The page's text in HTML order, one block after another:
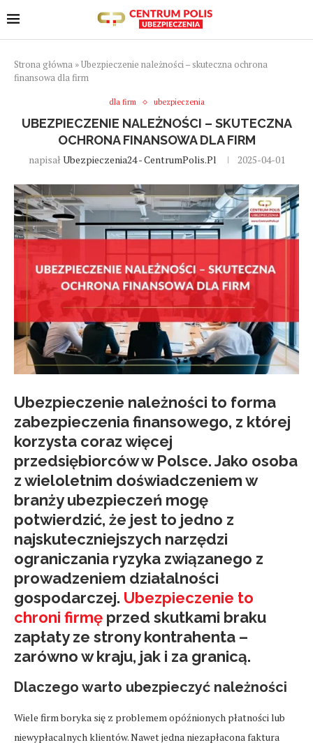
Strona główna »Ubezpieczenie należności – skuteczna ochrona
finansowa dla firm
dla firm ubezpieczenia
UBEZPIECZENIE NALEŻNOŚCI – SKUTECZNA
OCHRONA FINANSOWA DLA FIRM
napisał Ubezpieczenia24 - CentrumPolis.pl 2025-04-01
Ubezpieczenie należności to forma
zabezpieczenia finansowego, z której
korzysta coraz więcej
przedsiębiorców w Polsce. Jako osoba
z wieloletnim doświadczeniem w
branży ubezpieczeń mogę
potwierdzić, że jest to jedno z
najskuteczniejszych narzędzi
ograniczania ryzyka związanego z
prowadzeniem działalności
gospodarczej. Ubezpieczenie to
chroni firmę przed skutkami braku
zapłaty ze strony kontrahenta –
zarówno w kraju, jak i za granicą.
Dlaczego warto ubezpieczyć należności
Wiele firm boryka się z problemem opóźnionych płatności lub
niewypłacalnych klientów. Nawet jedna niezapłacona faktura